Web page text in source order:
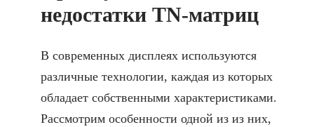
недостатки TN-матриц
В современных дисплеях используются
различные технологии, каждая из которых
обладает собственными характеристиками.
Рассмотрим особенности одной из из них,